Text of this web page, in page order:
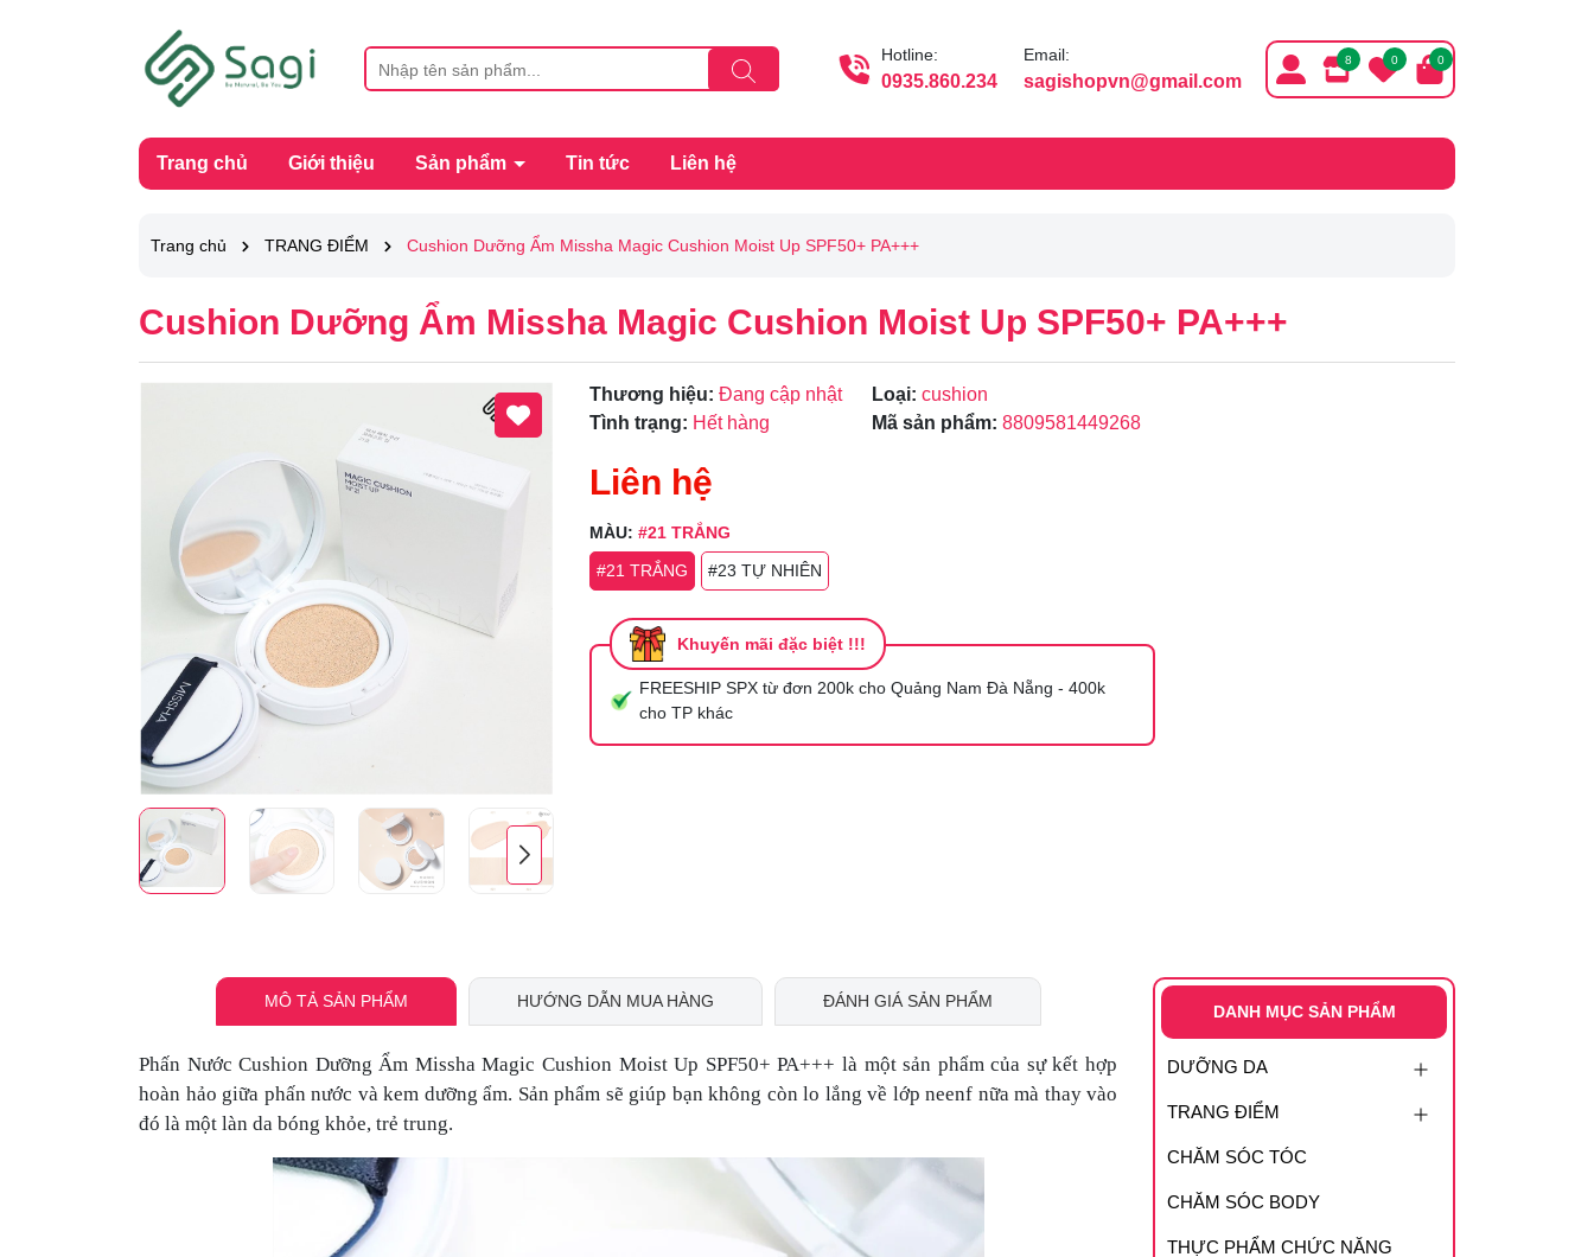
Hotline:
0935.860.234
Email:
sagishopvn@gmail.com
8 0 0
Trang chủ Giới thiệu Sản phẩm Tin tức Liên hệ
Trang chủ TRANG ĐIỂM Cushion Dưỡng Ẩm Missha Magic Cushion Moist Up SPF50+ PA+++
Cushion Dưỡng Ẩm Missha Magic Cushion Moist Up SPF50+ PA+++
Thương hiệu: Đang cập nhật Loại: cushion
Tình trạng: Hết hàng Mã sản phẩm: 8809581449268
Liên hệ
MÀU: #21 TRẮNG
#21 TRẮNG
#23 TỰ NHIÊN
Khuyến mãi đặc biệt !!!
FREESHIP SPX từ đơn 200k cho Quảng Nam Đà Nẵng - 400k
cho TP khác
Mã giảm giá:
Điều kiện:
MÔ TẢ SẢN PHẨM HƯỚNG DẪN MUA HÀNG ĐÁNH GIÁ SẢN PHẨM
Phấn Nước Cushion Dưỡng Ẩm Missha Magic Cushion Moist Up SPF50+ PA+++ là một sản phẩm của sự kết hợp
hoàn hảo giữa phấn nước và kem dưỡng ẩm. Sản phẩm sẽ giúp bạn không còn lo lắng về lớp neenf nữa mà thay vào
đó là một làn da bóng khỏe, trẻ trung.
DANH MỤC SẢN PHẨM
DƯỠNG DA
TRANG ĐIỂM
CHĂM SÓC TÓC
CHĂM SÓC BODY
THỰC PHẨM CHỨC NĂNG